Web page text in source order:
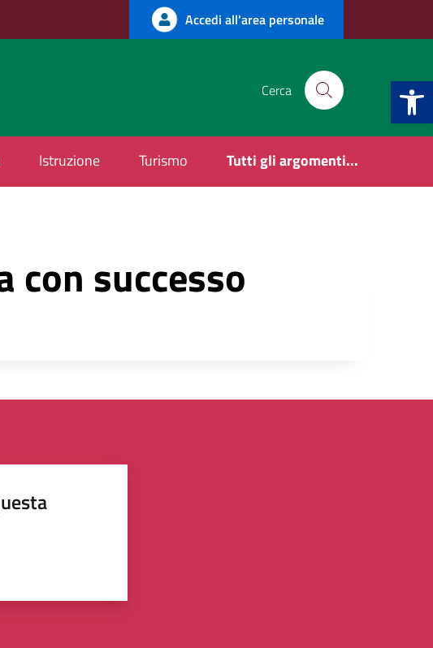
Apri la
Accedi all'area personale
Cerca
Istruzione Turismo Tutti gli argomenti...
con successo